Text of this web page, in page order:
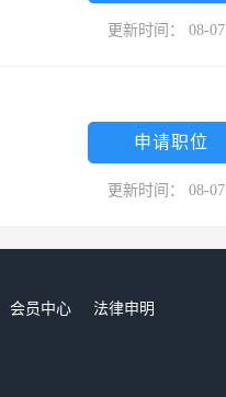
更新时间： 08-07
申请职位
更新时间： 08-07
会员中心
法律申明